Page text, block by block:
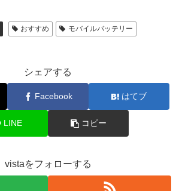
おすすめ
モバイルバッテリー
シェアする
Facebook はてブ
LINE コピー
vistaをフォローする